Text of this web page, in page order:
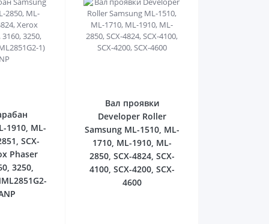
1910, ML-
SCX-
Phaser
3250,
Вал проявки
Developer Roller
Samsung ML-1510, ML-
1710, ML-1910, ML-
2850, SCX-4824, SCX-
4100, SCX-4200, SCX-
4600